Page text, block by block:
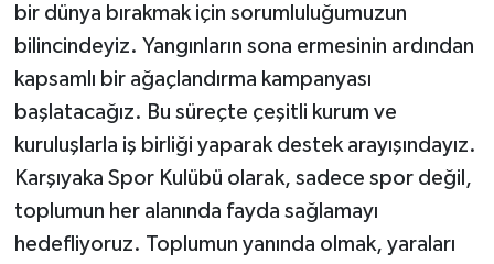
bir dünya bırakmak için sorumluluğumuzun
bilincindeyiz. Yangınların sona ermesinin ardından
kapsamlı bir ağaçlandırma kampanyası
başlatacağız. Bu süreçte çeşitli kurum ve
kuruluşlarla iş birliği yaparak destek arayışındayız.
Karşıyaka Spor Kulübü olarak, sadece spor değil,
toplumun her alanında fayda sağlamayı
hedefliyoruz. Toplumun yanında olmak, yaraları